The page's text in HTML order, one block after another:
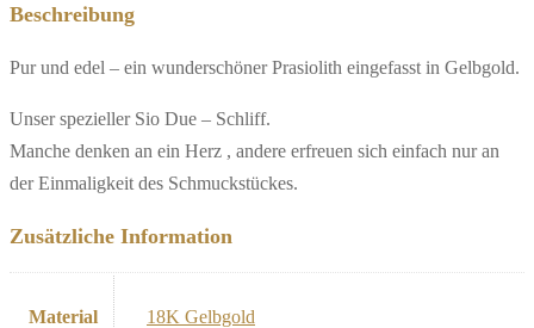
Beschreibung
Pur und edel – ein wunderschöner Prasiolith eingefasst in Gelbgold.
Unser spezieller Sio Due – Schliff.
Manche denken an ein Herz , andere erfreuen sich einfach nur an
der Einmaligkeit des Schmuckstückes.
Zusätzliche Information
Material 18K Gelbgold